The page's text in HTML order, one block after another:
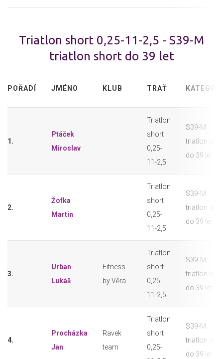
Triatlon short 0,25-11-2,5 - S39-M
triatlon short do 39 let
POŘADÍ JMÉNO KLUB TRAŤ
1.
Ptáček
Miroslav
Triatlon
short
0,25-
11-2,5
S39-M
triatlon
do 39 let
2.
Žofka
Martin
Triatlon
short
0,25-
11-2,5
S39-M
triatlon
do 39 let
3.
Urban
Lukáš
Fitness
by Věra
Triatlon
short
0,25-
11-2,5
S39-M
triatlon
do 39 let
4.
Procházka
Jan
Ravek
team
Triatlon
short
0,25-
S39-M
triatlon
do 39 let